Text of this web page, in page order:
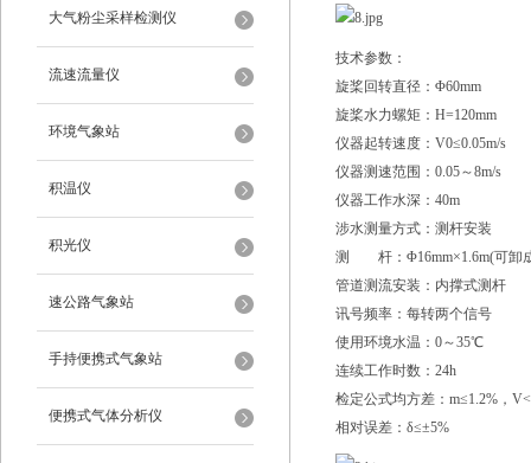
大气粉尘采样检测仪
流速流量仪
环境气象站
积温仪
积光仪
速公路气象站
手持便携式气象站
便携式气体分析仪
技术参数：
旋桨回转直径：Φ60mm
旋桨水力螺矩：H=120mm
仪器起转速度：V0≤0.05m/s
仪器测速范围：0.05～8m/s
仪器工作水深：40m
涉水测量方式：测杆安装
测 杆：Φ16mm×1.6m(可卸
管道测流安装：内撑式测杆
讯号频率：每转两个信号
使用环境水温：0～35℃
连续工作时数：24h
检定公式均方差：m≤1.2%，
相对误差：δ≤±5%